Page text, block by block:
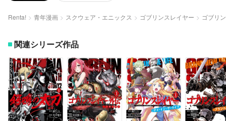
Renta! 青年漫画 スクウェア・エニックス ゴブリンスレイヤー ゴブリ
関連シリーズ作品